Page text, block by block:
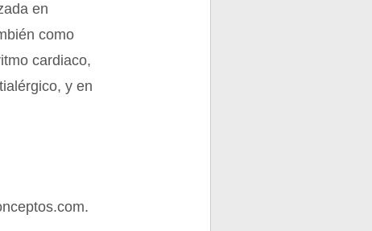
en
como
cardiaco,
y en